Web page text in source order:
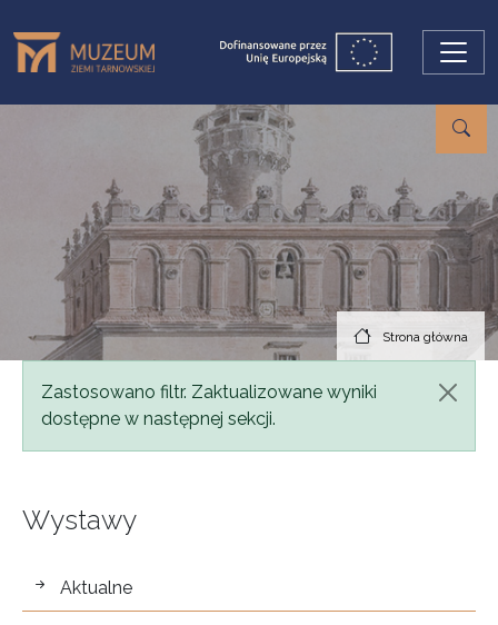
Strona główna
Komunikat
Zastosowano filtr. Zaktualizowane wyniki
dostępne w następnej sekcji.
Wystawy
wystawy
Aktualne